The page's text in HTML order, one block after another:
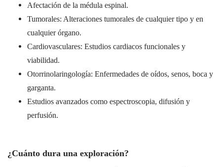
Afectación de la médula espinal.
Tumorales: Alteraciones tumorales de cualquier tipo y en
cualquier órgano.
Cardiovasculares: Estudios cardiacos funcionales y
viabilidad.
Otorrinolaringología: Enfermedades de oídos, senos, boca y
garganta.
Estudios avanzados como espectroscopia, difusión y
perfusión.
¿Cuánto dura una exploración?